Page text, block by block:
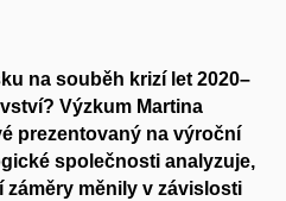
na souběh krizí let 2020–
Výzkum Martina
prezentovaný na výroční
společnosti analyzuje,
měnily v závislosti